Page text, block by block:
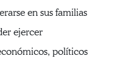
en sus familias
ejercer
políticos